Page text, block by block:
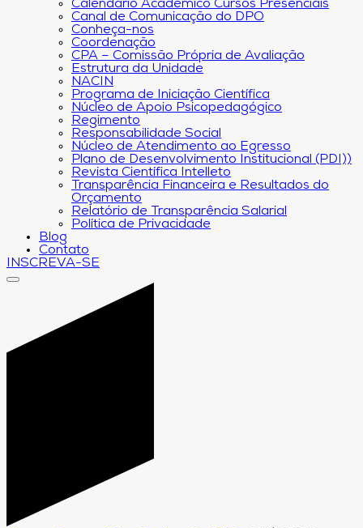
Calendário Acadêmico Cursos Presenciais
Canal de Comunicação do DPO
Conheça-nos
Coordenação
CPA – Comissão Própria de Avaliação
Estrutura da Unidade
NACIN
Programa de Iniciação Científica
Núcleo de Apoio Psicopedagógico
Regimento
Responsabilidade Social
Núcleo de Atendimento ao Egresso
Plano de Desenvolvimento Institucional (PDI))
Revista Científica Intelleto
Transparência Financeira e Resultados do
Orçamento
Relatório de Transparência Salarial
Política de Privacidade
Blog
Contato
INSCREVA-SE